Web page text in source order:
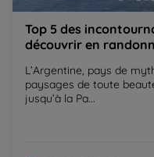
Top 5 des
découvrir en
L’Argentine, pays de
paysages de toute
jusqu’à la Pa...